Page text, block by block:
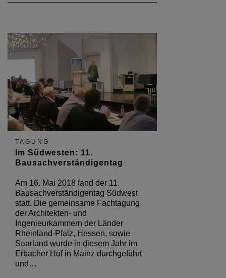
TAGUNG
Im Südwesten: 11.
Bausachverständigentag
Am 16. Mai 2018 fand der 11.
Bausachverständigentag Südwest
statt. Die gemeinsame Fachtagung
der Architekten- und
Ingenieurkammern der Länder
Rheinland-Pfalz, Hessen, sowie
Saarland wurde in diesem Jahr im
Erbacher Hof in Mainz durchgeführt
und…